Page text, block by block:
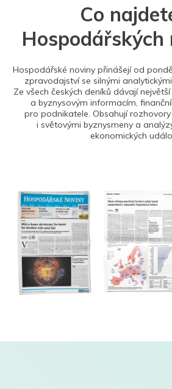
Co
Hospodářských
Hospodářské noviny přinášejí od
zpravodajství se silnými
Ze všech českých deníků dávají
a byznysovým informacím,
pro podnikatele. Obsahují
i světovými byznysmeny a
ekonomických